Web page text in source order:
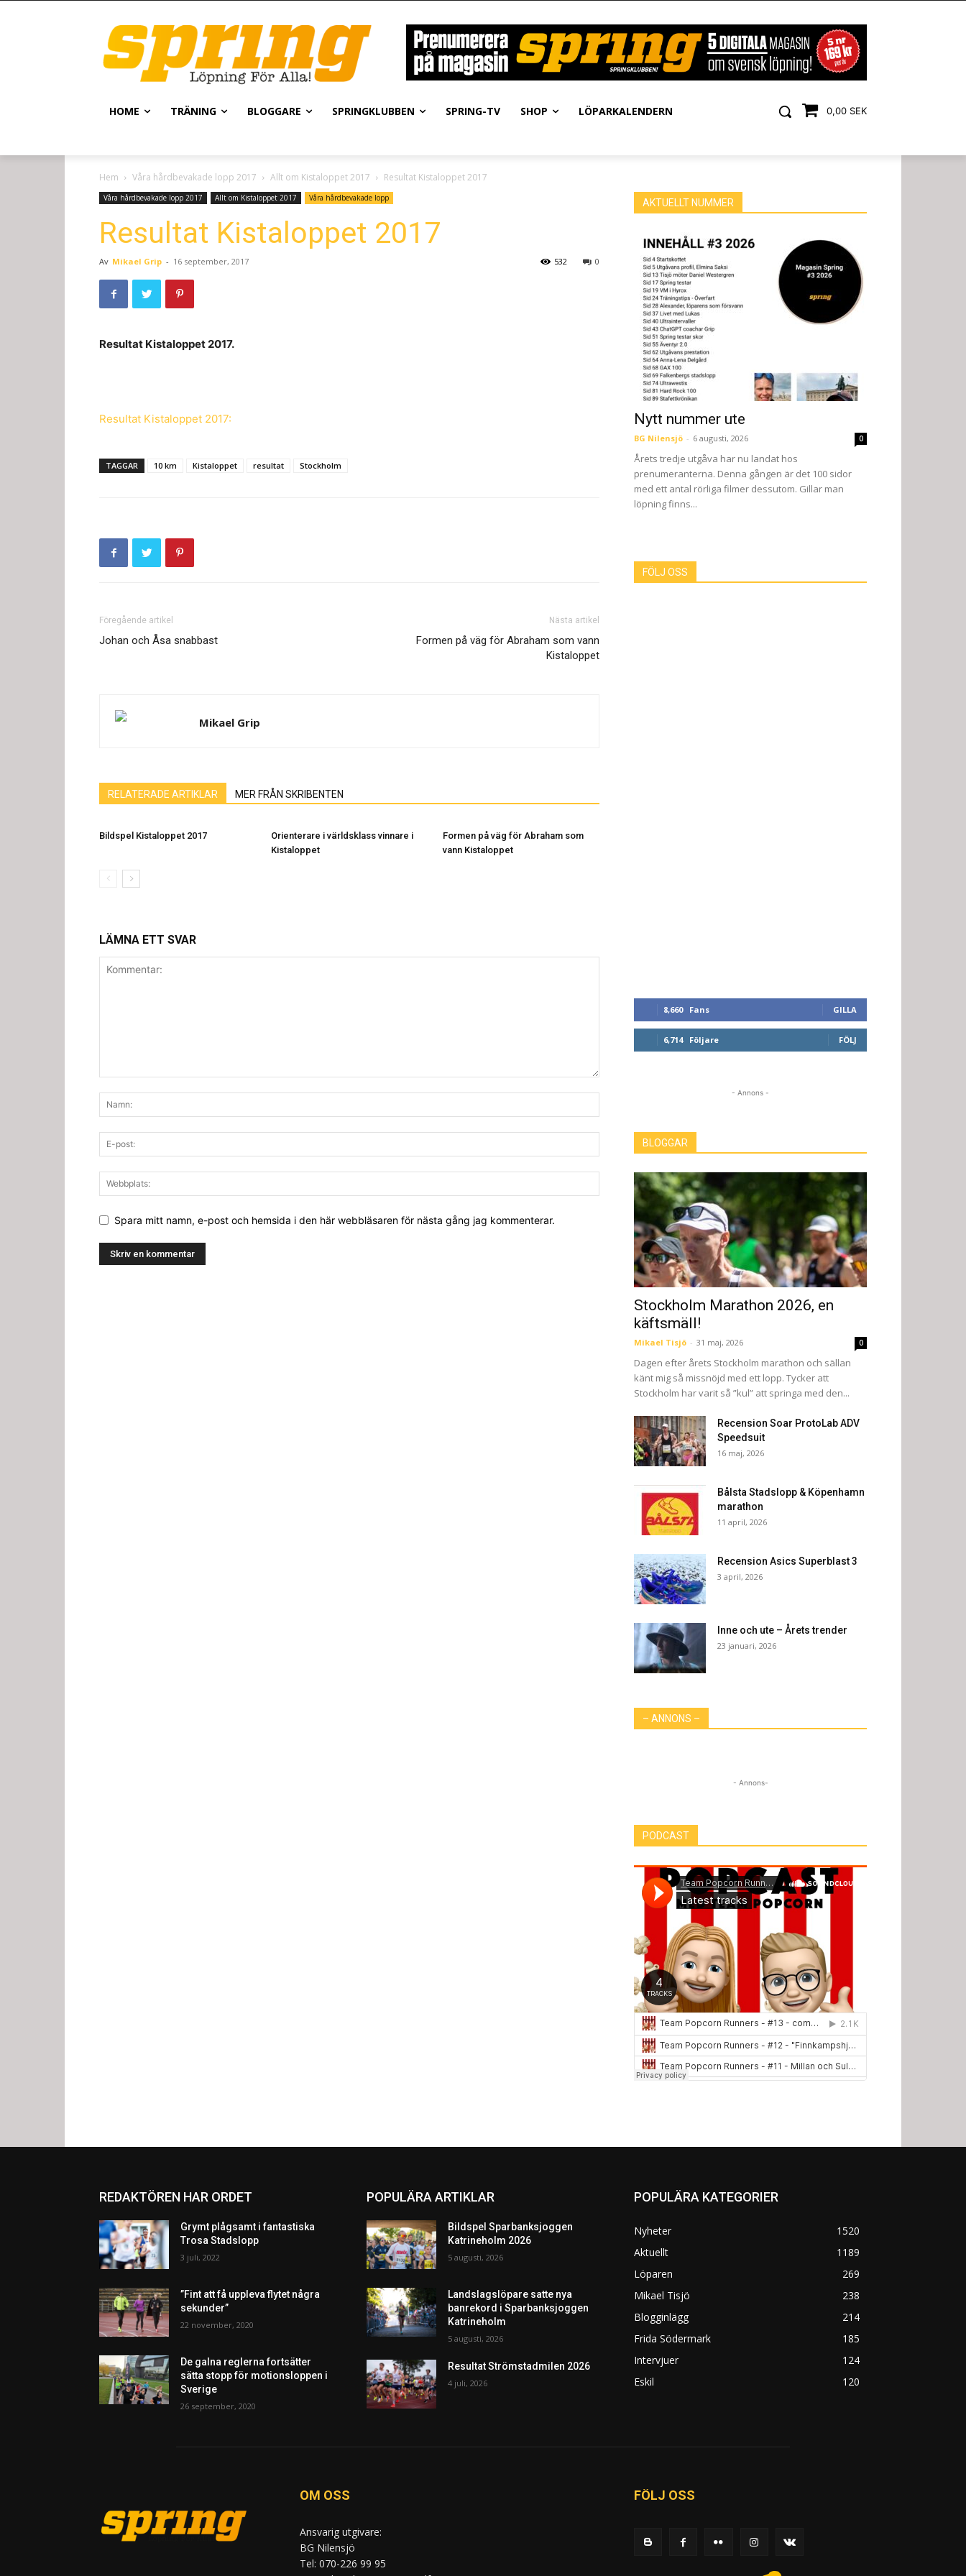
0,00 SEK
HOME TRÄNING BLOGGARE SPRINGKLUBBEN SPRING-TV SHOP LÖPARKALENDERN
Hem Våra hårdbevakade lopp 2017 Allt om Kistaloppet 2017 Resultat Kistaloppet 2017
Våra hårdbevakade lopp 2017 Allt om Kistaloppet 2017 Våra hårdbevakade lopp
Resultat Kistaloppet 2017
Av Mikael Grip - 16 september, 2017 0
532
Resultat Kistaloppet 2017.
Resultat Kistaloppet 2017:
TAGGAR 10 km Kistaloppet resultat Stockholm
Föregående artikel
Johan och Åsa snabbast
Nästa artikel
Formen på väg för Abraham som vann
Kistaloppet
Mikael Grip
RELATERADE ARTIKLAR MER FRÅN SKRIBENTEN
Bildspel Kistaloppet 2017
Orienterare i världsklass vinnare i
Kistaloppet
Formen på väg för Abraham som
vann Kistaloppet
LÄMNA ETT SVAR
Spara mitt namn, e-post och hemsida i den här webbläsaren för nästa gång jag kommenterar.
AKTUELLT NUMMER
Nytt nummer ute
BG Nilensjö - 6 augusti, 2026 0
Årets tredje utgåva har nu landat hos
prenumeranterna. Denna gången är det 100 sidor
med ett antal rörliga filmer dessutom. Gillar man
löpning finns...
FÖLJ OSS
8,660 Fans GILLA
6,714 Följare FÖLJ
- Annons -
BLOGGAR
Stockholm Marathon 2026, en
käftsmäll!
Mikael Tisjö - 31 maj, 2026 0
Dagen efter årets Stockholm marathon och sällan
känt mig så missnöjd med ett lopp. Tycker att
Stockholm har varit så ”kul” att springa med den...
Recension Soar ProtoLab ADV
Speedsuit
16 maj, 2026
Bålsta Stadslopp & Köpenhamn
marathon
11 april, 2026
Recension Asics Superblast 3
3 april, 2026
Inne och ute – Årets trender
23 januari, 2026
– ANNONS –
- Annons-
PODCAST
REDAKTÖREN HAR ORDET
Grymt plågsamt i fantastiska
Trosa Stadslopp
3 juli, 2022
”Fint att få uppleva flytet några
sekunder”
22 november, 2020
De galna reglerna fortsätter
sätta stopp för motionsloppen i
Sverige
26 september, 2020
POPULÄRA ARTIKLAR
Bildspel Sparbanksjoggen
Katrineholm 2026
5 augusti, 2026
Landslagslöpare satte nya
banrekord i Sparbanksjoggen
Katrineholm
5 augusti, 2026
Resultat Strömstadmilen 2026
4 juli, 2026
POPULÄRA KATEGORIER
Nyheter
1520
Aktuellt
1189
Löparen
269
Mikael Tisjö
238
Blogginlägg
214
Frida Södermark
185
Intervjuer
124
Eskil
120
OM OSS
Ansvarig utgivare:
BG Nilensjö
Tel: 070-226 99 95
FÖLJ OSS